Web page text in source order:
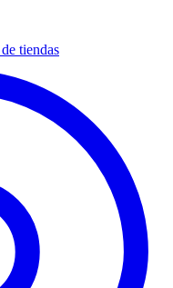
tiendas